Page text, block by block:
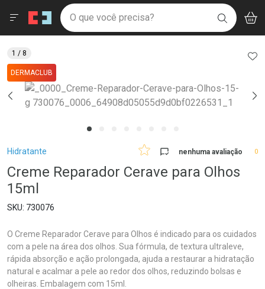
Drogaria São Paulo
Ir direto para a home
pela página
Ir direto para o conteúdo
Ir direto para a busca
Ir direto para a conta
Ir direto para a ajuda
Ir direto para a notificações
Ir direto para o carrinho
Ir direto para o menu
Faça a sua busca
O que você precisa? BUSCAR
Menu
Breadcrumb
Hidratante nenhuma avaliação 0
Creme Reparador Cerave para Olhos
15ml
730076
O Creme Reparador Cerave para Olhos é indicado para os cuidados
com a pele na área dos olhos. Sua fórmula, de textura ultraleve,
rápida absorção e ação prolongada, ajuda a restaurar a hidratação
natural e acalmar a pele ao redor dos olhos, reduzindo bolsas e
olheiras. Embalagem com 15ml.
DERMACLUB
1 / 8